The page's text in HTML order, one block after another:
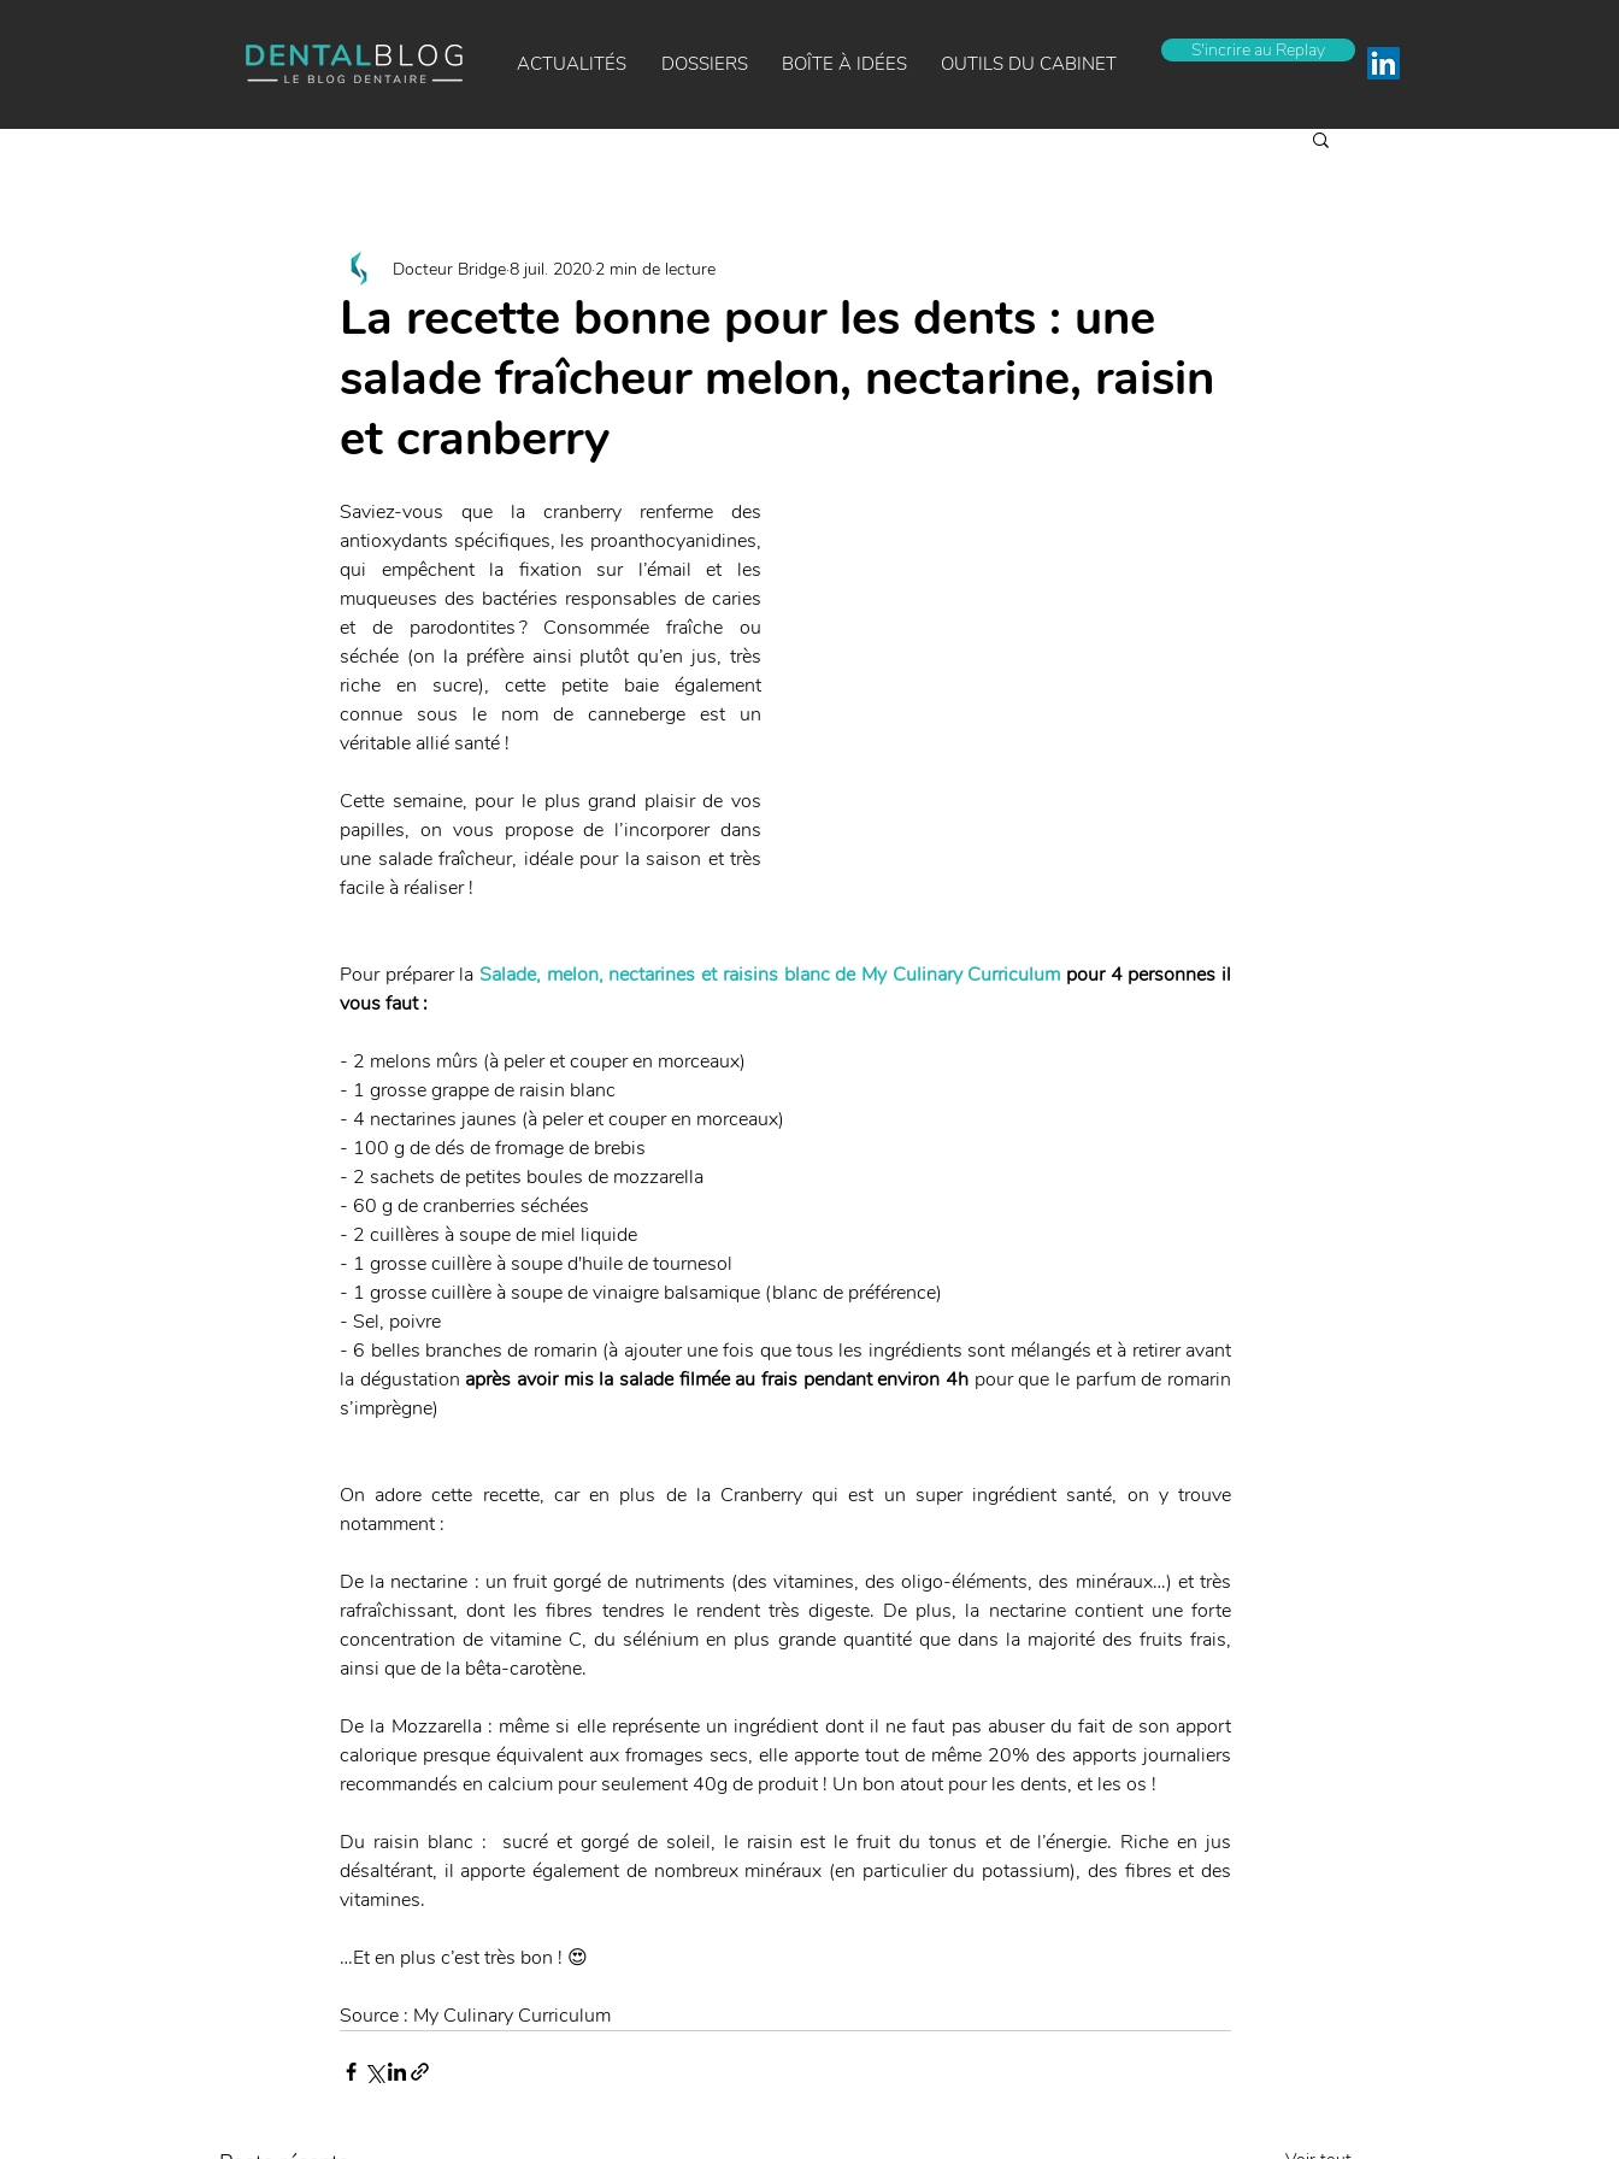
ACTUALITÉS DOSSIERS BOÎTE À IDÉES OUTILS DU CABINET
S'incrire au Replay
La recette bonne pour les dents : une
salade fraîcheur melon, nectarine, raisin
et cranberry
Docteur Bridge8 juil. 2020 2 min de lecture
Saviez-vous que la cranberry renferme des
antioxydants spécifiques, les proanthocyanidines,
qui empêchent la fixation sur l’émail et les
muqueuses des bactéries responsables de caries
et de parodontites ? Consommée fraîche ou
séchée (on la préfère ainsi plutôt qu’en jus, très
riche en sucre), cette petite baie également
connue sous le nom de canneberge est un
véritable allié santé !
Cette semaine, pour le plus grand plaisir de vos
papilles, on vous propose de l’incorporer dans
une salade fraîcheur, idéale pour la saison et très
facile à réaliser !
Pour préparer la Salade, melon, nectarines et raisins blanc de My Culinary Curriculum pour 4 personnes il
vous faut :
- 2 melons mûrs (à peler et couper en morceaux)
- 1 grosse grappe de raisin blanc
- 4 nectarines jaunes (à peler et couper en morceaux)
- 100 g de dés de fromage de brebis
- 2 sachets de petites boules de mozzarella
- 60 g de cranberries séchées
- 2 cuillères à soupe de miel liquide
- 1 grosse cuillère à soupe d'huile de tournesol
- 1 grosse cuillère à soupe de vinaigre balsamique (blanc de préférence)
- Sel, poivre
- 6 belles branches de romarin (à ajouter une fois que tous les ingrédients sont mélangés et à retirer avant
la dégustation après avoir mis la salade filmée au frais pendant environ 4h pour que le parfum de romarin
s’imprègne)
On adore cette recette, car en plus de la Cranberry qui est un super ingrédient santé, on y trouve
notamment :
De la nectarine : un fruit gorgé de nutriments (des vitamines, des oligo-éléments, des minéraux…) et très
rafraîchissant, dont les fibres tendres le rendent très digeste. De plus, la nectarine contient une forte
concentration de vitamine C, du sélénium en plus grande quantité que dans la majorité des fruits frais,
ainsi que de la bêta-carotène.
De la Mozzarella : même si elle représente un ingrédient dont il ne faut pas abuser du fait de son apport
calorique presque équivalent aux fromages secs, elle apporte tout de même 20% des apports journaliers
recommandés en calcium pour seulement 40g de produit ! Un bon atout pour les dents, et les os !
Du raisin blanc :  sucré et gorgé de soleil, le raisin est le fruit du tonus et de l’énergie. Riche en jus
désaltérant, il apporte également de nombreux minéraux (en particulier du potassium), des fibres et des
vitamines.
…Et en plus c’est très bon ! 😍
Source : My Culinary Curriculum